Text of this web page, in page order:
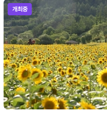
개최중